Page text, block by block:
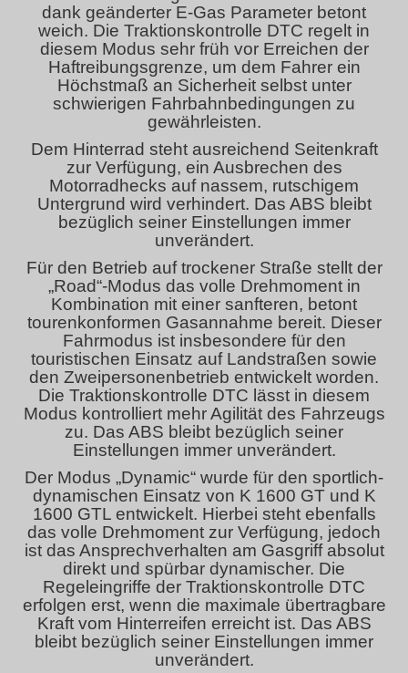
dank geänderter E-Gas Parameter betont
weich. Die Traktionskontrolle DTC regelt in
diesem Modus sehr früh vor Erreichen der
Haftreibungsgrenze, um dem Fahrer ein
Höchstmaß an Sicherheit selbst unter
schwierigen Fahrbahnbedingungen zu
gewährleisten.
Dem Hinterrad steht ausreichend Seitenkraft
zur Verfügung, ein Ausbrechen des
Motorradhecks auf nassem, rutschigem
Untergrund wird verhindert. Das ABS bleibt
bezüglich seiner Einstellungen immer
unverändert.
Für den Betrieb auf trockener Straße stellt der
„Road“-Modus das volle Drehmoment in
Kombination mit einer sanfteren, betont
tourenkonformen Gasannahme bereit. Dieser
Fahrmodus ist insbesondere für den
touristischen Einsatz auf Landstraßen sowie
den Zweipersonenbetrieb entwickelt worden.
Die Traktionskontrolle DTC lässt in diesem
Modus kontrolliert mehr Agilität des Fahrzeugs
zu. Das ABS bleibt bezüglich seiner
Einstellungen immer unverändert.
Der Modus „Dynamic“ wurde für den sportlich-
dynamischen Einsatz von K 1600 GT und K
1600 GTL entwickelt. Hierbei steht ebenfalls
das volle Drehmoment zur Verfügung, jedoch
ist das Ansprechverhalten am Gasgriff absolut
direkt und spürbar dynamischer. Die
Regeleingriffe der Traktionskontrolle DTC
erfolgen erst, wenn die maximale übertragbare
Kraft vom Hinterreifen erreicht ist. Das ABS
bleibt bezüglich seiner Einstellungen immer
unverändert.